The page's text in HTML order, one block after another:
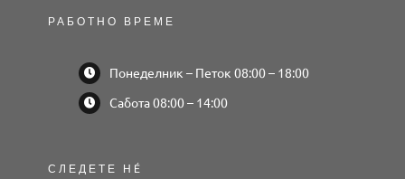
РАБОТНО ВРЕМЕ
Понеделник – Петок 08:00 – 18:00
Сабота 08:00 – 14:00
СЛЕДЕТЕ НÉ